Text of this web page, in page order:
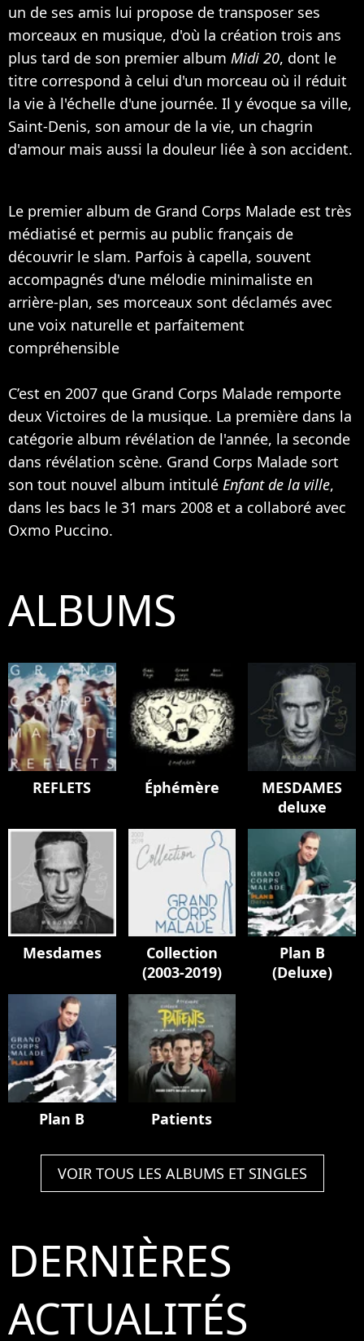
un de ses amis lui propose de transposer ses
morceaux en musique, d'où la création trois ans
plus tard de son premier album Midi 20, dont le
titre correspond à celui d'un morceau où il réduit
la vie à l'échelle d'une journée. Il y évoque sa ville,
Saint-Denis, son amour de la vie, un chagrin
d'amour mais aussi la douleur liée à son accident.
Le premier album de Grand Corps Malade est très
médiatisé et permis au public français de
découvrir le slam. Parfois à capella, souvent
accompagnés d'une mélodie minimaliste en
arrière-plan, ses morceaux sont déclamés avec
une voix naturelle et parfaitement
compréhensible
C’est en 2007 que Grand Corps Malade remporte
deux Victoires de la musique. La première dans la
catégorie album révélation de l'année, la seconde
dans révélation scène. Grand Corps Malade sort
son tout nouvel album intitulé Enfant de la ville,
dans les bacs le 31 mars 2008 et a collaboré avec
Oxmo Puccino.
ALBUMS
REFLETS Éphémère
MESDAMES
deluxe
Mesdames
Collection
(2003-2019)
Plan B
(Deluxe)
Plan B Patients
VOIR TOUS LES ALBUMS ET SINGLES
DERNIÈRES
ACTUALITÉS